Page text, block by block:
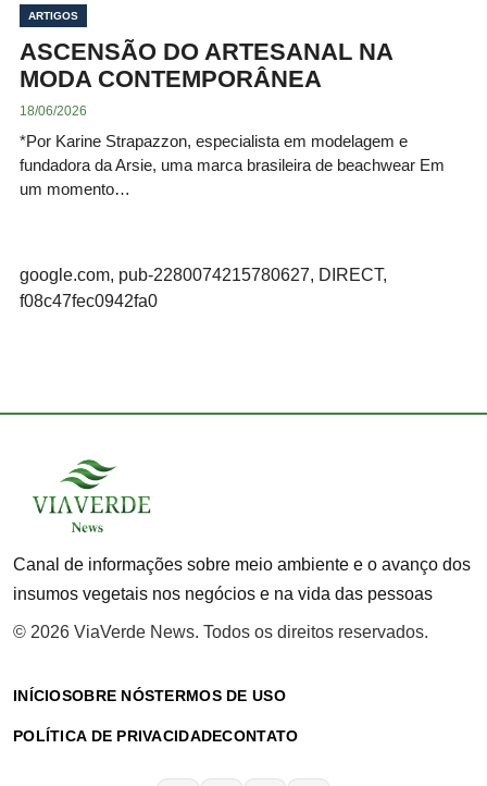
ARTIGOS
ASCENSÃO DO ARTESANAL NA
MODA CONTEMPORÂNEA
18/06/2026
*Por Karine Strapazzon, especialista em modelagem e
fundadora da Arsie, uma marca brasileira de beachwear Em
um momento…
google.com, pub-2280074215780627, DIRECT,
f08c47fec0942fa0
Canal de informações sobre meio ambiente e o avanço dos
insumos vegetais nos negócios e na vida das pessoas
© 2026 ViaVerde News. Todos os direitos reservados.
INÍCIOSOBRE NÓSTERMOS DE USO
POLÍTICA DE PRIVACIDADECONTATO